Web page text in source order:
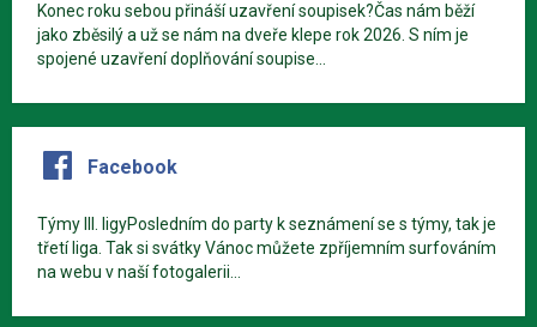
Konec roku sebou přináší uzavření soupisek?Čas nám běží
jako zběsilý a už se nám na dveře klepe rok 2026. S ním je
spojené uzavření doplňování soupise...
Facebook
Týmy III. ligyPosledním do party k seznámení se s týmy, tak je
třetí liga. Tak si svátky Vánoc můžete zpříjemním surfováním
na webu v naší fotogalerii...